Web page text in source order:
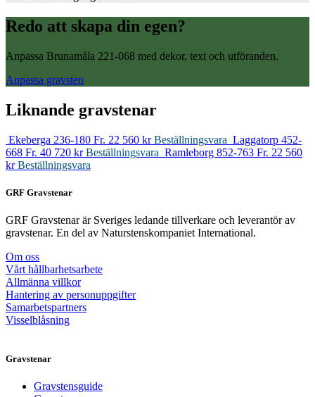
Redo att skapa din egen?
Anpassa Brunamåla 221-068 med dekor, text och utföranden.
Anpassa gravsten
Liknande gravstenar
Ekeberga 236-180 Fr. 22 560 kr Beställningsvara Laggatorp 452-
668 Fr. 40 720 kr Beställningsvara Ramleborg 852-763 Fr. 22 560
kr Beställningsvara
GRF Gravstenar
GRF Gravstenar är Sveriges ledande tillverkare och leverantör av
gravstenar. En del av Naturstenskompaniet International.
Om oss
Vårt hållbarhetsarbete
Allmänna villkor
Hantering av personuppgifter
Samarbetspartners
Visselblåsning
Gravstenar
Gravstensguide